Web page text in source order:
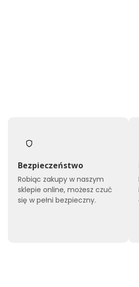
Bezpieczeństwo
Robiąc zakupy w naszym
sklepie online, możesz czuć
się w pełni bezpieczny.